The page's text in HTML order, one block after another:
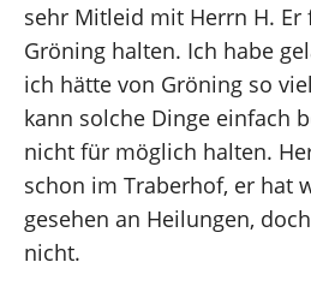
sehr Mitleid mit Herrn H. Er
Gröning halten. Ich habe
ich hätte von Gröning so
kann solche Dinge einfach
nicht für möglich halten.
schon im Traberhof, er hat
gesehen an Heilungen,
nicht.